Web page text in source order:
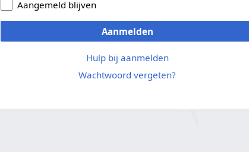
Aangemeld blijven
Aanmelden
Hulp bij aanmelden
Wachtwoord vergeten?